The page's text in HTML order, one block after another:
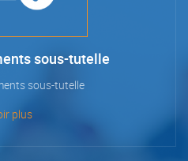
sous-tutelle
sous-tutelle
plus